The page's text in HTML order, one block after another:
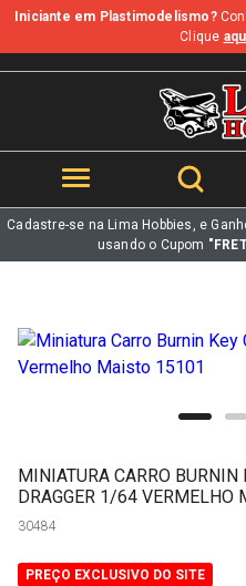
b
Iniciante em Plastimodelismo?
Clique
Cadastre-se na Lima Hobbies, e
usando o Cupom
MINIATURA CARRO BURNIN
DRAGGER 1/64 VERMELHO
30484
PREÇO EXCLUSIVO DO SITE